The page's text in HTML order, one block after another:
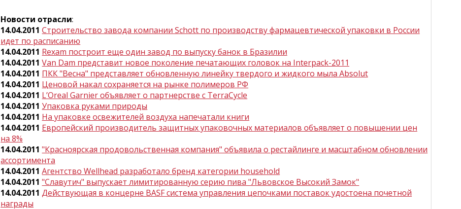
Новости отрасли:
14.04.2011 Строительство завода компании Schott по производству фармацевтической упаковки в России
идет по расписанию
14.04.2011 Rexam построит еще один завод по выпуску банок в Бразилии
14.04.2011 Van Dam представит новое поколение печатающих головок на Interpack-2011
14.04.2011 ПКК "Весна" представляет обновленную линейку твердого и жидкого мыла Absolut
14.04.2011 Ценовой накал сохраняется на рынке полимеров РФ
14.04.2011 L’Oreal Garnier объявляет о партнерстве с TerraCycle
14.04.2011 Упаковка руками природы
14.04.2011 На упаковке освежителей воздуха напечатали книги
14.04.2011 Европейский производитель защитных упаковочных материалов объявляет о повышении цен
на 8%
14.04.2011 "Красноярская продовольственная компания" объявила о рестайлинге и масштабном обновлении
ассортимента
14.04.2011 Агентство Wellhead разработало бренд категории household
14.04.2011 "Славутич" выпускает лимитированную серию пива "Львовское Высокий Замок"
14.04.2011 Действующая в концерне BASF система управления цепочками поставок удостоена почетной
награды